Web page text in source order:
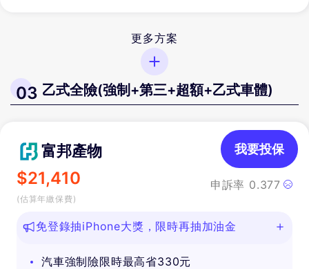
更多方案
03 乙式全險(強制+第三+超額+乙式車體)
富邦產物
$21,410
(估算年繳保費)
申訴率 0.377
我要投保
免登錄抽iPhone大獎，限時再抽加油金
汽車強制險限時最高省330元